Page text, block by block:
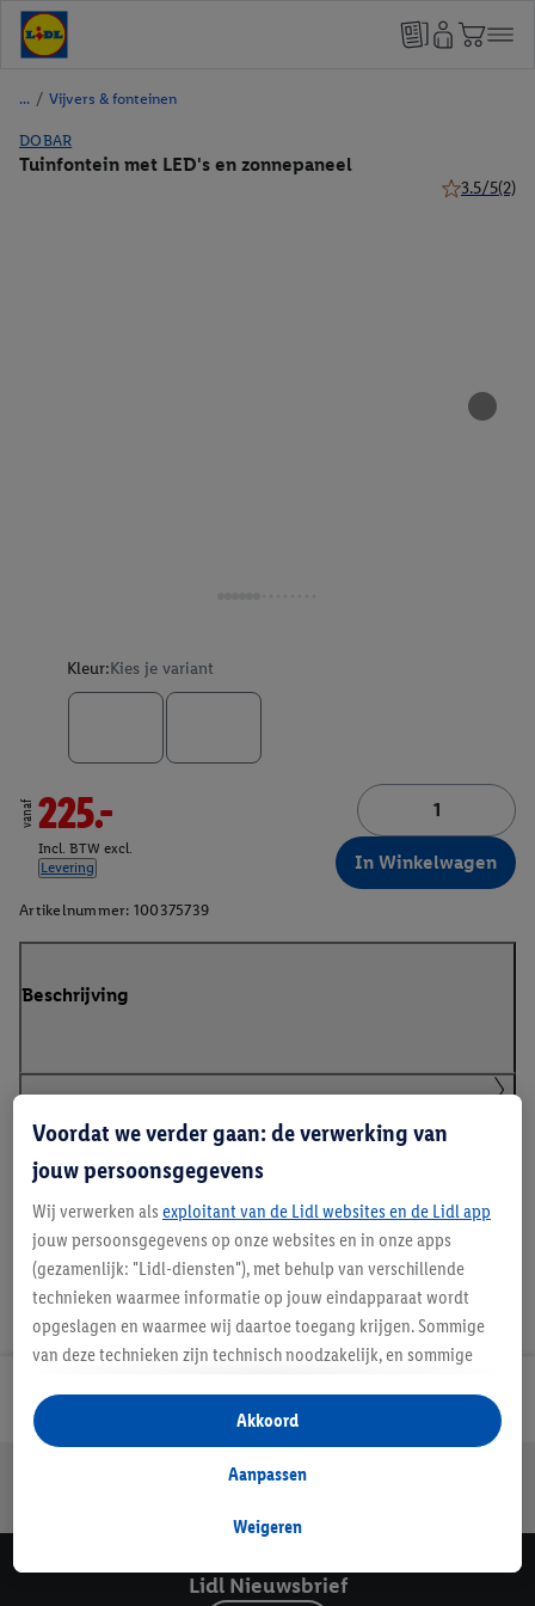
/ Vijvers & fonteinen
DOBAR
Tuinfontein met LED's en zonnepaneel
3.5/5(2)
Kleur:Kies je variant
vanaf 225.-
Incl. BTW excl.
Levering
In Winkelwagen
Artikelnummer: 100375739
Beschrijving
Klanteninformatie over batterijen Europese
Batterijenverordening
Lidl Nieuwsbrief
Jouw voordelen bij ons als Lidl webshop klant
Lidl Nieuwsbrief
Voordat we verder gaan: de verwerking van
jouw persoonsgegevens
Wij verwerken als exploitant van de Lidl websites en de Lidl app
jouw persoonsgegevens op onze websites en in onze apps
(gezamenlijk: "Lidl-diensten"), met behulp van verschillende
technieken waarmee informatie op jouw eindapparaat wordt
opgeslagen en waarmee wij daartoe toegang krijgen. Sommige
van deze technieken zijn technisch noodzakelijk, en sommige
opslaan van voorkeursinstellingen, het verzamelen en
analyseren van statistieken of voor het tonen van
gepersonaliseerde reclame binnen en buiten de Lidl-diensten.
gegevens over jouw aankoopgedrag in de winkel ook voor de
Als je hier toestemming geeft aan ons voor het personaliseren
Weigeren
Aanpassen
Akkoord